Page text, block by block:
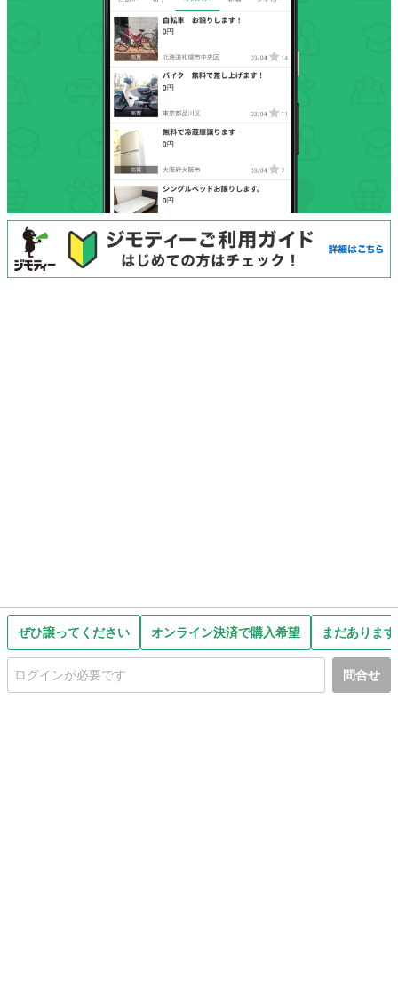
ぜひ譲ってください オンライン決済で購入希望 まだありま
問合せ